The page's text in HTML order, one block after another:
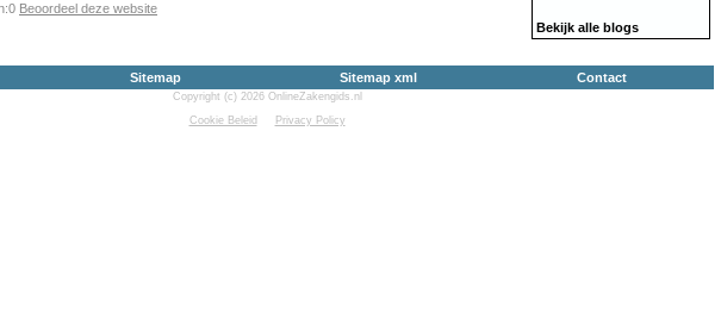
Beoordeel deze website
Bekijk alle blogs
Sitemap Sitemap xml Contact
Copyright (c) 2026 OnlineZakengids.nl
Cookie Beleid
Privacy Policy